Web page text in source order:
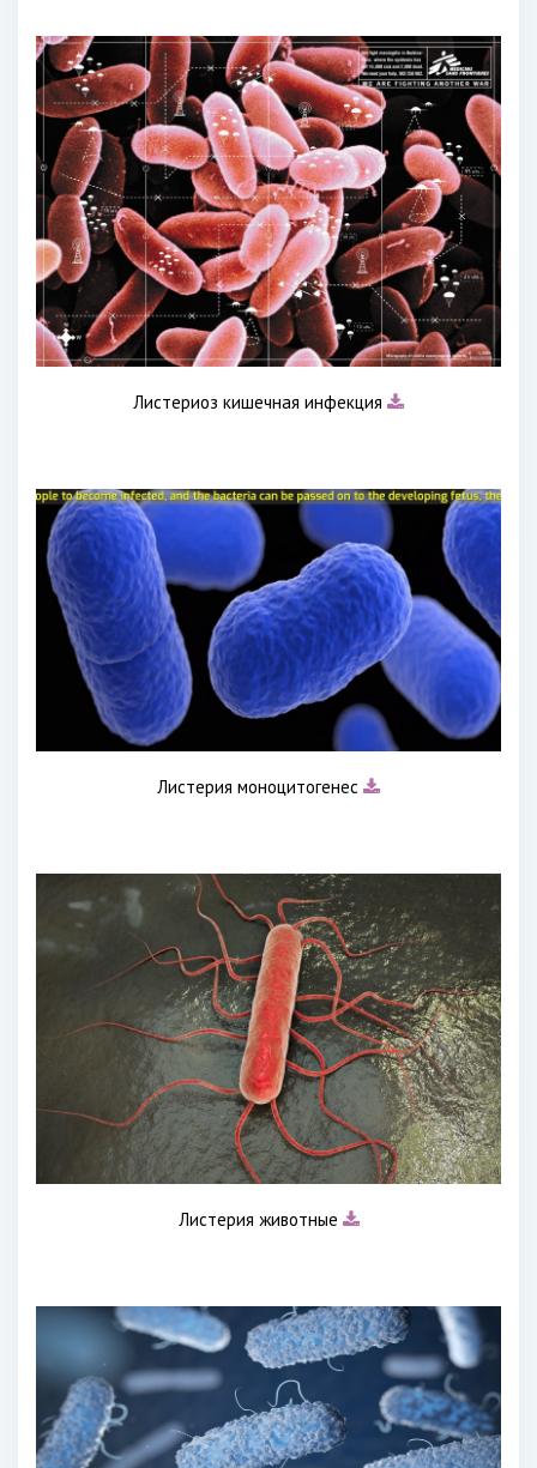
Листериоз кишечная инфекция
Листерия моноцитогенес
Листерия животные